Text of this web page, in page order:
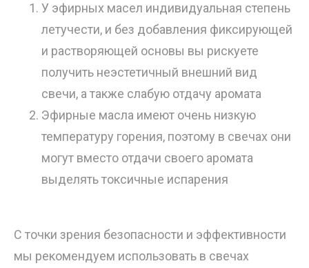
У эфирных масел индивидуальная степень
летучести, и без добавления фиксирующей
и растворяющей основы вы рискуете
получить неэстетичный внешний вид
свечи, а также слабую отдачу аромата
Эфирные масла имеют очень низкую
температуру горения, поэтому в свечах они
могут вместо отдачи своего аромата
выделять токсичные испарения
С точки зрения безопасности и эффективности
мы рекомендуем использовать в свечах